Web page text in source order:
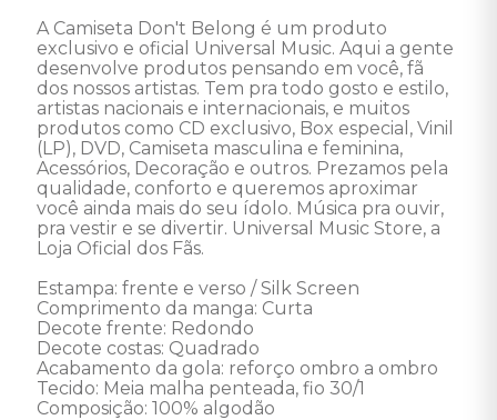
A Camiseta Don't Belong é um produto
exclusivo e oficial Universal Music. Aqui a gente
desenvolve produtos pensando em você, fã
dos nossos artistas. Tem pra todo gosto e estilo,
artistas nacionais e internacionais, e muitos
produtos como CD exclusivo, Box especial, Vinil
(LP), DVD, Camiseta masculina e feminina,
Acessórios, Decoração e outros. Prezamos pela
qualidade, conforto e queremos aproximar
você ainda mais do seu ídolo. Música pra ouvir,
pra vestir e se divertir. Universal Music Store, a
Loja Oficial dos Fãs.
Estampa: frente e verso / Silk Screen
Comprimento da manga: Curta
Decote frente: Redondo
Decote costas: Quadrado
Acabamento da gola: reforço ombro a ombro
Tecido: Meia malha penteada, fio 30/1
Composição: 100% algodão